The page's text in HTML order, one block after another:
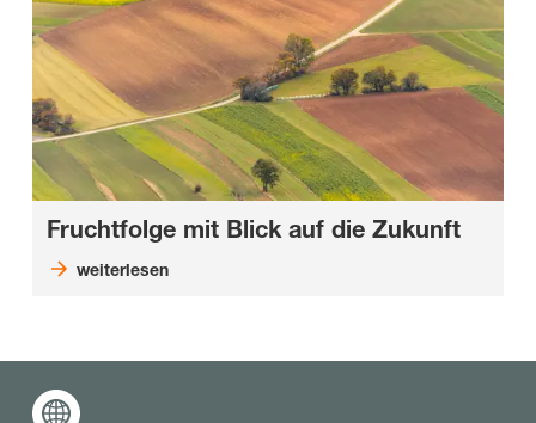
Fruchtfolge mit Blick auf die Zukunft
weiterlesen